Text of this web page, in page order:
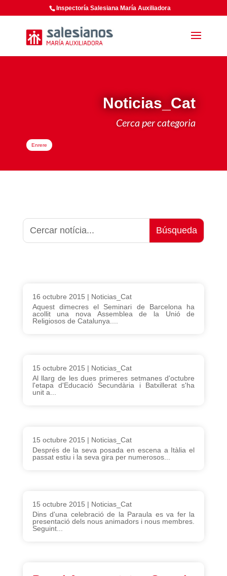
Inspectoría Salesiana María Auxiliadora
Noticias_Cat
Cerca per categoria
Enrere
16 octubre 2015 | Noticias_Cat
Aquest dimecres el Seminari de Barcelona ha
acollit una nova Assemblea de la Unió de
Religiosos de Catalunya....
15 octubre 2015 | Noticias_Cat
Al llarg de les dues primeres setmanes d'octubre
l'etapa d'Educació Secundària i Batxillerat s'ha
unit a...
15 octubre 2015 | Noticias_Cat
Després de la seva posada en escena a Itàlia el
passat estiu i la seva gira per numerosos...
15 octubre 2015 | Noticias_Cat
Dins d'una celebració de la Paraula es va fer la
presentació dels nous animadors i nous membres.
Seguint...